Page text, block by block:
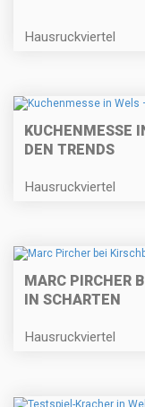
Hausruckviertel
KUCHENMESSE
DEN TRENDS
Hausruckviertel
MARC PIRCHER
IN SCHARTEN
Hausruckviertel